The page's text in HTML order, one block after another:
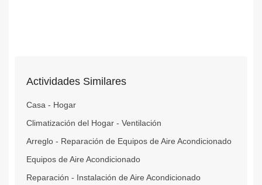
Actividades Similares
Casa - Hogar
Climatización del Hogar - Ventilación
Arreglo - Reparación de Equipos de Aire Acondicionado
Equipos de Aire Acondicionado
Reparación - Instalación de Aire Acondicionado